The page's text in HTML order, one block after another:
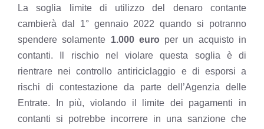
La soglia limite di utilizzo del denaro contante
cambierà dal 1° gennaio 2022 quando si potranno
spendere solamente 1.000 euro per un acquisto in
contanti. Il rischio nel violare questa soglia è di
rientrare nei controllo antiriciclaggio e di esporsi a
rischi di contestazione da parte dell’Agenzia delle
Entrate. In più, violando il limite dei pagamenti in
contanti si potrebbe incorrere in una sanzione che